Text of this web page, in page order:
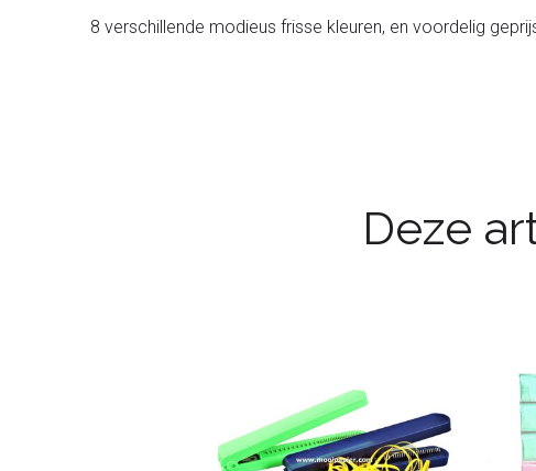
8 verschillende modieus frisse kleuren, en voordelig
Deze